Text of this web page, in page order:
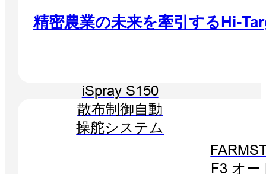
iSpray S150
散布制御自動
操舵システム
F3 オー
精密農業の未来を牽引するHi-